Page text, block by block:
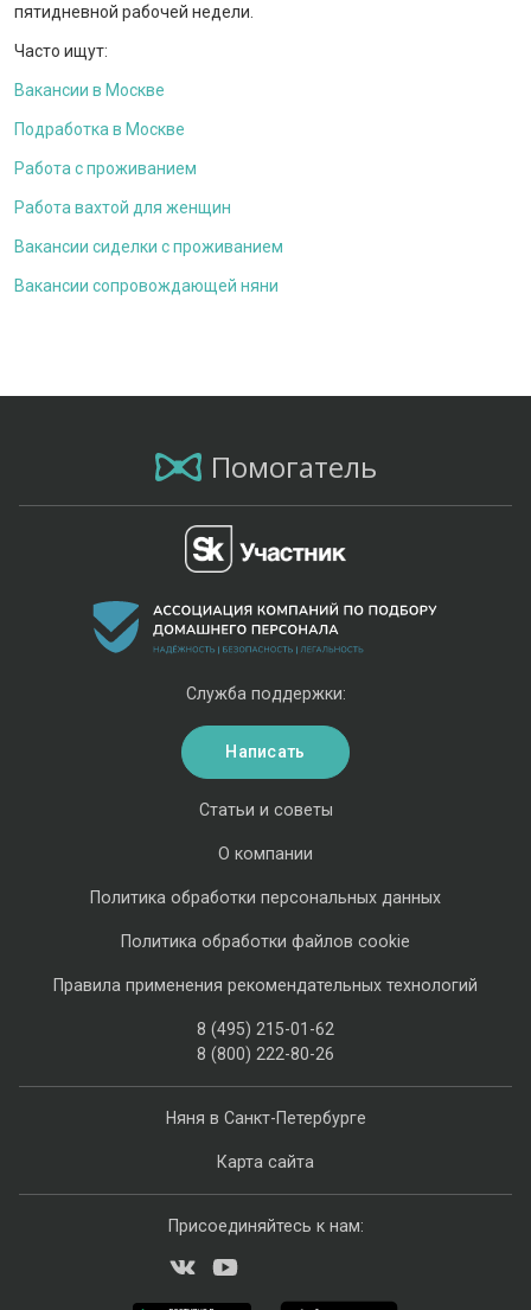
пятидневной рабочей недели.
Часто ищут:
Вакансии в Москве
Подработка в Москве
Работа с проживанием
Работа вахтой для женщин
Вакансии сиделки с проживанием
Вакансии сопровождающей няни
Помогатель
Няня в Санкт-Петербурге
Карта сайта
Статьи и советы
О компании
Политика обработки персональных данных
Политика обработки файлов cookie
Правила применения рекомендательных технологий
8 (495) 215-01-62
8 (800) 222-80-26
Служба поддержки:
Написать
Присоединяйтесь к нам: